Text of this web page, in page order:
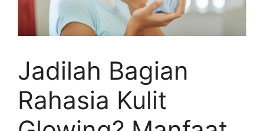
Jadilah Bagian
Rahasia Kulit